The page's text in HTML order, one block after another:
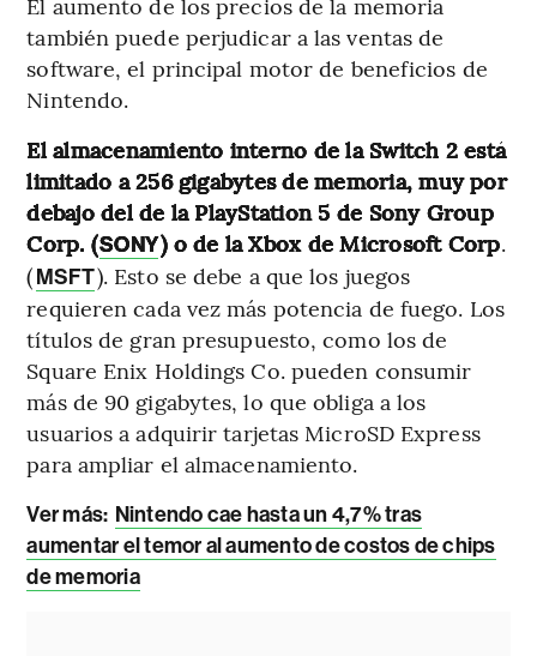
también puede perjudicar a las ventas de
software, el principal motor de beneficios de
Nintendo.
El almacenamiento interno de la Switch 2 está
limitado a 256 gigabytes de memoria, muy por
debajo del de la PlayStation 5 de Sony Group
Corp. (SONY) o de la Xbox de Microsoft Corp.
(MSFT). Esto se debe a que los juegos
requieren cada vez más potencia de fuego. Los
títulos de gran presupuesto, como los de
Square Enix Holdings Co. pueden consumir
más de 90 gigabytes, lo que obliga a los
usuarios a adquirir tarjetas MicroSD Express
para ampliar el almacenamiento.
Ver más: Nintendo cae hasta un 4,7% tras
aumentar el temor al aumento de costos de chips
de memoria